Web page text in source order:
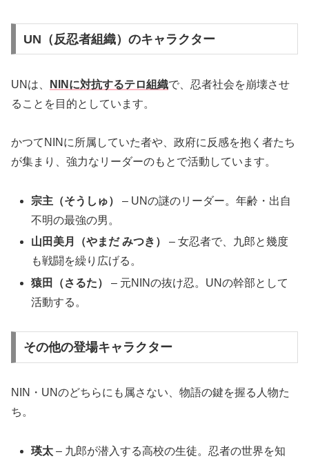
UN（反忍者組織）のキャラクター
UNは、 NINに対抗するテロ組織で、忍者社会を崩壊させ
ることを目的としています。
かつてNINに所属していた者や、政府に反感を抱く者たち
が集まり、強力なリーダーのもとで活動しています。
宗主（そうしゅ）
– UNの謎のリーダー。年齢・出自
不明の最強の男。
山田美月（やまだ みつき）
– 女忍者で、九郎と幾度
も戦闘を繰り広げる。
猿田（さるた）
– 元NINの抜け忍。UNの幹部として
活動する。
その他の登場キャラクター
NIN・UNのどちらにも属さない、物語の鍵を握る人物た
ち。
瑛太 – 九郎が潜入する高校の生徒。忍者の世界を知